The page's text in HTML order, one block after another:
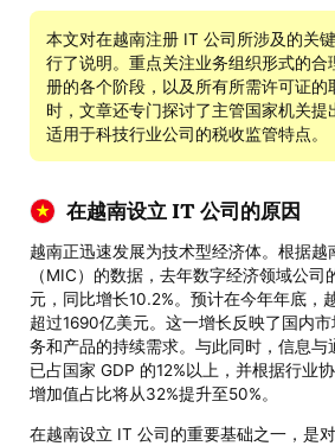
本文对在越南注册 IT 公司所涉及的关
行了说明。重点关注业务组织形式的合
册的各个阶段，以及所有所需许可证的
时，文章还专门探讨了主管国家机关提
适用于科技行业公司的税收监管特点。
在越南设立 IT 公司的原因
越南正迅速发展为技术型经济体。根据越
（MIC）的数据，去年数字经济领域公司
元，同比增长10.2%。预计在今年年底，
超过1690亿美元。这一增长反映了国内
务和产品的持续需求。与此同时，信息
已占国家 GDP 的12%以上，并根据行业
增加值占比将从32%提升至50%。
在越南设立 IT 公司的重要基础之一，是